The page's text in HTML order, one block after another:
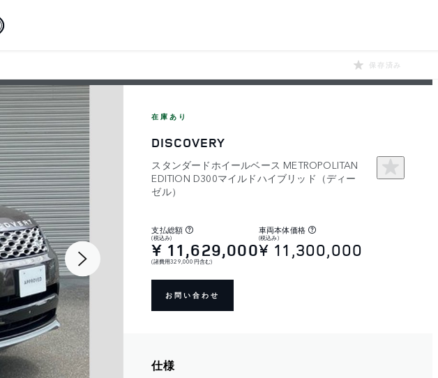
保存済み
在庫あり
DISCOVERY
スタンダードホイールベース METROPOLITAN
EDITION D300マイルドハイブリッド（ディー
ゼル）
支払総額
(税込み)
¥ 11,629,000
(諸費用329,000円含む)
車両本体価格
(税込み)
¥ 11,300,000
お問い合わせ
仕様